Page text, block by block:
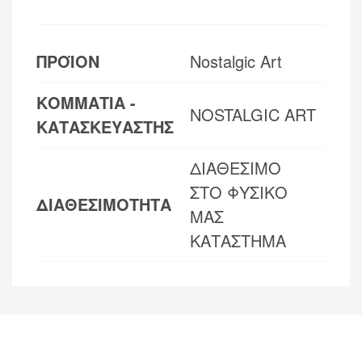
ΠΡΟΪΟΝ
Nostalgic Art
ΚΟΜΜΑΤΙΑ -
ΚΑΤΑΣΚΕΥΑΣΤΗΣ
NOSTALGIC ART
ΔΙΑΘΕΣΙΜΟΤΗΤΑ
ΔΙΑΘΕΣΙΜΟ
ΣΤΟ ΦΥΣΙΚΟ
ΜΑΣ
ΚΑΤΑΣΤΗΜΑ